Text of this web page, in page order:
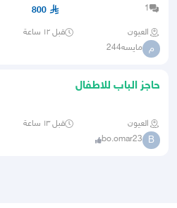
1
800
العيون قبل ١٢ ساعة
م مايسه244
حاجز الباب للاطفال
العيون قبل ١٣ ساعة
B
bo.omar23